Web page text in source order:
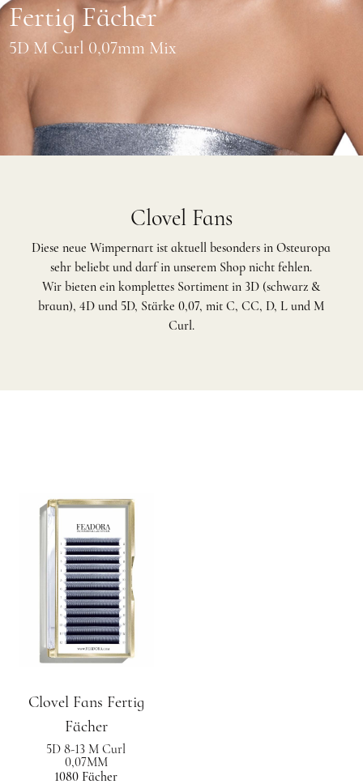
Fertig Fächer
5D M Curl 0,07mm Mix
Clovel Fans
Diese neue Wimpernart ist aktuell besonders in Osteuropa
sehr beliebt und darf in unserem Shop nicht fehlen.
Wir bieten ein komplettes Sortiment in 3D (schwarz &
braun), 4D und 5D, Stärke 0,07, mit C, CC, D, L und M
Curl.
Clovel Fans Fertig
Fächer
5D 8-13 M Curl
0,07MM
1080 Fächer